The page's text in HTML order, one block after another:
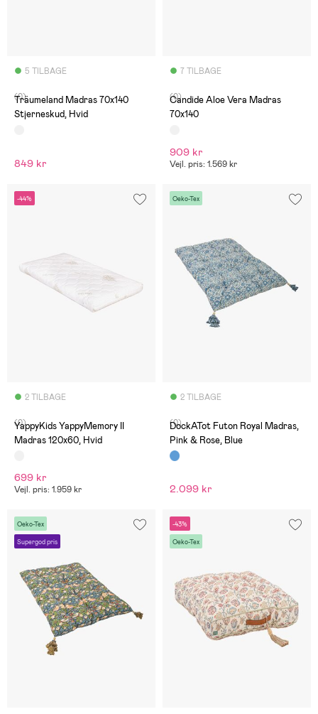
5 TILBAGE
(0)
Träumeland Madras 70x140
Stjerneskud, Hvid
849 kr
7 TILBAGE
(0)
Candide Aloe Vera Madras
70x140
909 kr
Vejl. pris: 1.569 kr
-44%
2 TILBAGE
(0)
YappyKids YappyMemory II
Madras 120x60, Hvid
699 kr
Vejl. pris: 1.959 kr
Oeko-Tex
2 TILBAGE
(0)
DockATot Futon Royal Madras,
Pink & Rose, Blue
2.099 kr
Oeko-Tex
Supergod pris
-43%
Oeko-Tex